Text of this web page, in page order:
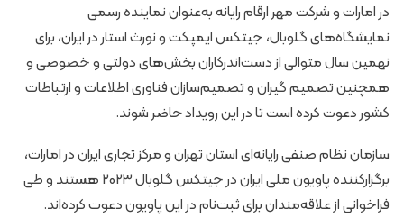
در امارات و شرکت مهر ارقام رایانه به‌عنوان نماینده رسمی
نمایشگاه‌های گلوبال، جیتکس ایمپکت و نورث استار در ایران، برای
نهمین سال متوالی از دست‌اندرکاران بخش‌های دولتی و خصوصی و
همچنین تصمیم گیران و تصمیم‌سازان فناوری اطلاعات و ارتباطات
کشور دعوت کرده است تا در این رویداد حاضر شوند.
سازمان نظام صنفی رایانه‌ای استان تهران و مرکز تجاری ایران در امارات،
برگزارکننده پاویون ملی ایران در جیتکس گلوبال 2023 هستند و طی
فراخوانی از علاقه‌مندان برای ثبت‌نام در این پاویون دعوت کرده‌اند.